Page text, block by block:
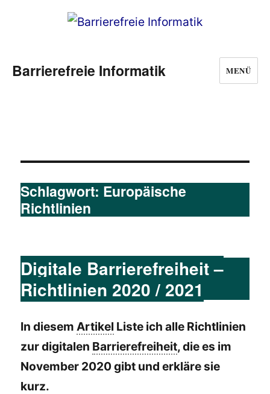
Barrierefreie Informatik MENÜ
Schlagwort: Europäische
Richtlinien
Digitale Barrierefreiheit –
Richtlinien 2020 / 2021
In diesem Artikel Liste ich alle Richtlinien
zur digitalen Barrierefreiheit, die es im
November 2020 gibt und erkläre sie
kurz.